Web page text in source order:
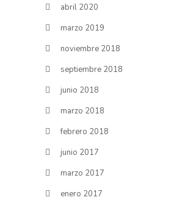
abril 2020
marzo 2019
noviembre 2018
septiembre 2018
junio 2018
marzo 2018
febrero 2018
junio 2017
marzo 2017
enero 2017